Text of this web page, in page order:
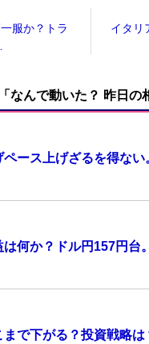
服か？トラ
イタリ
なんで動いた？ 昨日の
ース上げざるを得な
何か？ドル円157円台
で下がる？投資戦略